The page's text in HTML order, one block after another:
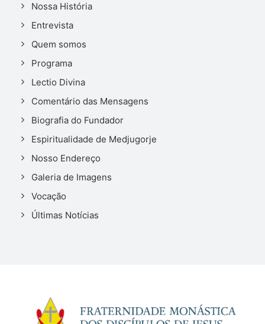
Nossa História
Entrevista
Quem somos
Programa
Lectio Divina
Comentário das Mensagens
Biografia do Fundador
Espiritualidade de Medjugorje
Nosso Endereço
Galeria de Imagens
Vocação
Últimas Notícias